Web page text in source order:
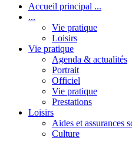
Accueil principal ...
...
Vie pratique
Loisirs
Vie pratique
Agenda & actualités
Portrait
Officiel
Vie pratique
Prestations
Loisirs
Aides et assurances
Culture